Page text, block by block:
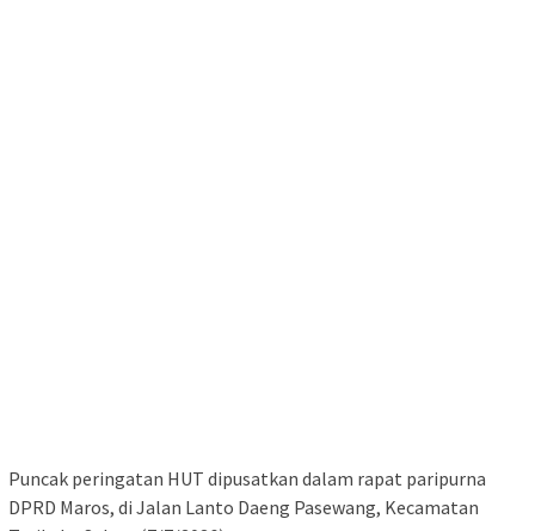
Puncak peringatan HUT dipusatkan dalam rapat paripurna
DPRD Maros, di Jalan Lanto Daeng Pasewang, Kecamatan